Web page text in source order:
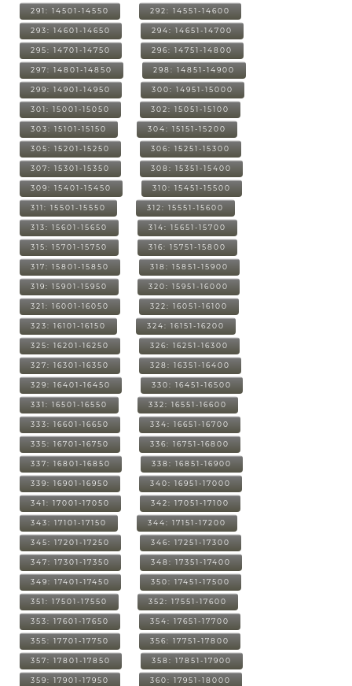
291: 14501-14550 292: 14551-14600
293: 14601-14650 294: 14651-14700
295: 14701-14750 296: 14751-14800
297: 14801-14850 298: 14851-14900
299: 14901-14950 300: 14951-15000
301: 15001-15050 302: 15051-15100
303: 15101-15150 304: 15151-15200
305: 15201-15250 306: 15251-15300
307: 15301-15350 308: 15351-15400
309: 15401-15450 310: 15451-15500
311: 15501-15550 312: 15551-15600
313: 15601-15650 314: 15651-15700
315: 15701-15750 316: 15751-15800
317: 15801-15850 318: 15851-15900
319: 15901-15950 320: 15951-16000
321: 16001-16050 322: 16051-16100
323: 16101-16150 324: 16151-16200
325: 16201-16250 326: 16251-16300
327: 16301-16350 328: 16351-16400
329: 16401-16450 330: 16451-16500
331: 16501-16550 332: 16551-16600
333: 16601-16650 334: 16651-16700
335: 16701-16750 336: 16751-16800
337: 16801-16850 338: 16851-16900
339: 16901-16950 340: 16951-17000
341: 17001-17050 342: 17051-17100
343: 17101-17150 344: 17151-17200
345: 17201-17250 346: 17251-17300
347: 17301-17350 348: 17351-17400
349: 17401-17450 350: 17451-17500
351: 17501-17550 352: 17551-17600
353: 17601-17650 354: 17651-17700
355: 17701-17750 356: 17751-17800
357: 17801-17850 358: 17851-17900
359: 17901-17950 360: 17951-18000